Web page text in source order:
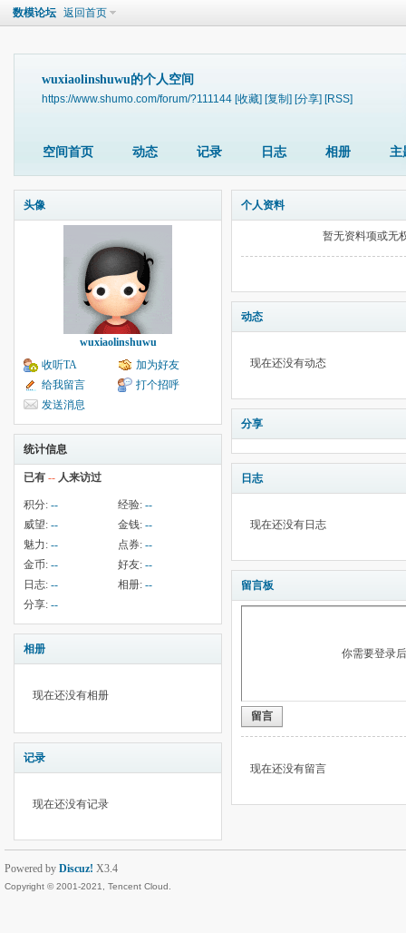
数模论坛 返回首页
wuxiaolinshuwu的个人空间
https://www.shumo.com/forum/?111144 [收藏] [复制] [分享] [RSS]
空间首页 动态 记录 日志 相册 主
头像
wuxiaolinshuwu
收听TA
加为好友
给我留言
打个招呼
发送消息
统计信息
已有 -- 人来访过
积分: -- 经验: --
威望: -- 金钱: --
魅力: -- 点券: --
金币: -- 好友: --
日志: -- 相册: --
分享: --
相册
现在还没有相册
记录
现在还没有记录
个人资料
暂无资料项或无
动态
现在还没有动态
分享
日志
现在还没有日志
留言板
你需要登录
留言
现在还没有留言
Powered by Discuz! X3.4
Copyright © 2001-2021, Tencent Cloud.